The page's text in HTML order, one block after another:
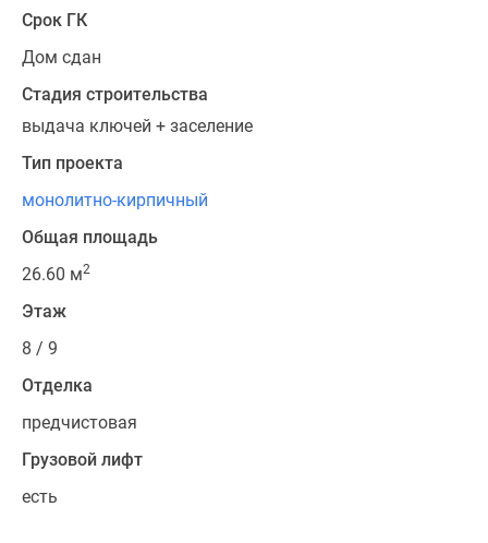
Срок ГК
Дом сдан
Стадия строительства
выдача ключей + заселение
Тип проекта
монолитно-кирпичный
Общая площадь
26.60 м2
Этаж
8 / 9
Отделка
предчистовая
Грузовой лифт
есть